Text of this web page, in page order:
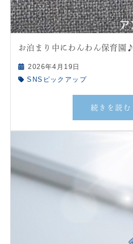
お泊まり中にわんわん保育園♪
2026年4月19日
SNSピックアップ
続きを読む